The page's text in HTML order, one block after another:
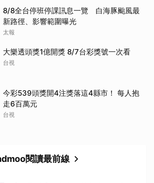
8/8全台停班停課訊息一覽 白海豚颱風最
新路徑、影響範圍曝光
太報
大樂透頭獎1億開獎 8/7台彩獎號一次看
台視
今彩539頭獎開4注獎落這4縣市！ 每人抱
走6百萬元
台視
閱讀最前線